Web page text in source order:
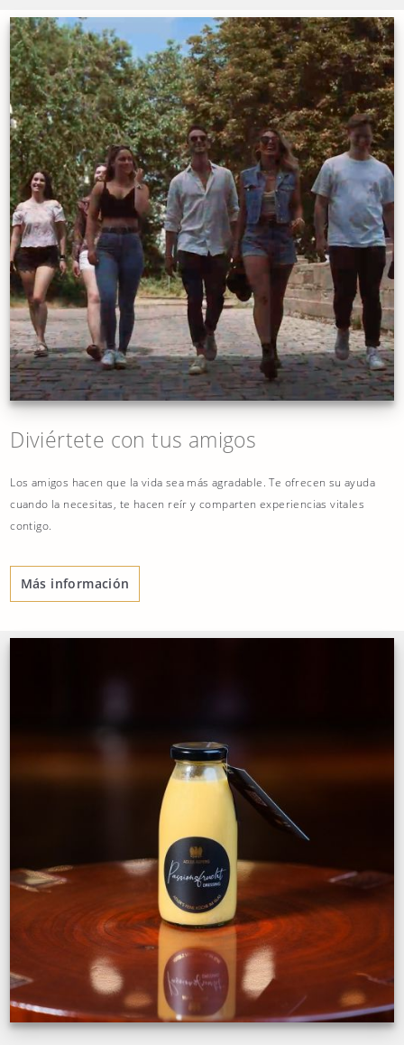
Diviértete con tus amigos
Los amigos hacen que la vida sea más agradable. Te ofrecen su ayuda
cuando la necesitas, te hacen reír y comparten experiencias vitales
contigo.
Más información